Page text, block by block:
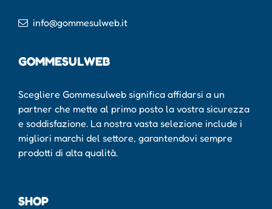
info@gommesulweb.it
GOMMESULWEB
Scegliere Gommesulweb significa affidarsi a un
partner che mette al primo posto la vostra sicurezza
e soddisfazione. La nostra vasta selezione include i
migliori marchi del settore, garantendovi sempre
prodotti di alta qualità.
SHOP